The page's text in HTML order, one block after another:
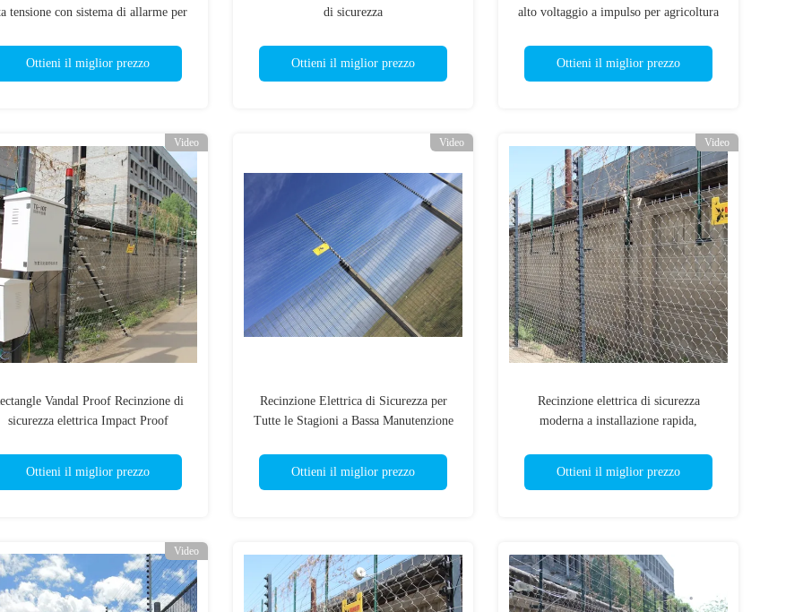
tensione con sistema di allarme per
Ottieni il miglior prezzo
di sicurezza
Ottieni il miglior prezzo
alto voltaggio a impulso per agricoltura
Ottieni il miglior prezzo
Video
Vandal Proof Recinzione di
sicurezza elettrica Impact Proof
Ottieni il miglior prezzo
Video
Recinzione Elettrica di Sicurezza per
Tutte le Stagioni a Bassa Manutenzione
Ottieni il miglior prezzo
Video
Recinzione elettrica di sicurezza
moderna a installazione rapida,
Ottieni il miglior prezzo
Video